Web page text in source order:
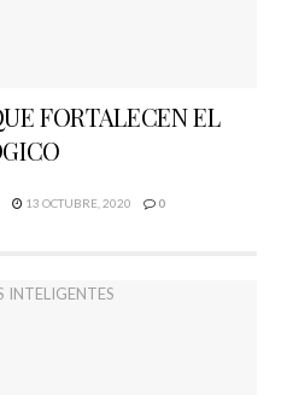
FORTALECEN EL
13 OCTUBRE, 2020 0